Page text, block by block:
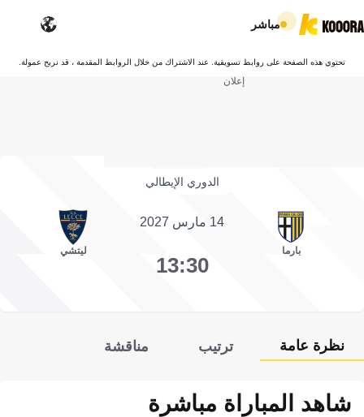
مباشر
تحتوي هذه الصفحة على روابط تسويقية. عند الاشتراك من خلال الروابط المقدمة ، قد نربح عمولة.
إعلان
الدوري الإيطالي
بارما
14 مارس 2027
13:30
ليتشي
نظرة عامة ترتيب مناقشة
شاهد المباراة مباشرة